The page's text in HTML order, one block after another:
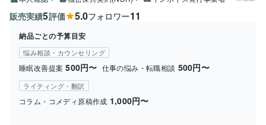
販売実績5評価 5.0フォロワー11
納品ごとの予算目安
悩み相談・カウンセリング
睡眠改善提案 500円〜 仕事の悩み・転職相談 500円〜
ライティング・翻訳
コラム・コメディ原稿作成 1,000円〜